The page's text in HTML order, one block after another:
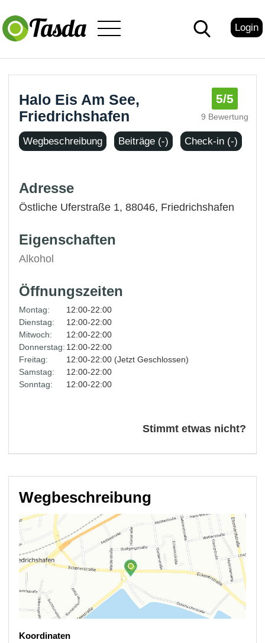
Login
Halo Eis Am See,
Friedrichshafen
5/5
9 Bewertung
Wegbeschreibung Beiträge (-) Check-in (-)
Adresse
Östliche Uferstraße 1, 88046, Friedrichshafen
Eigenschaften
Alkohol
Öffnungszeiten
Montag:
12:00-22:00
Dienstag:
12:00-22:00
Mitwoch:
12:00-22:00
Donnerstag: 12:00-22:00
Freitag:
12:00-22:00 (Jetzt Geschlossen)
Samstag:
12:00-22:00
Sonntag:
12:00-22:00
Stimmt etwas nicht?
Wegbeschreibung
Koordinaten